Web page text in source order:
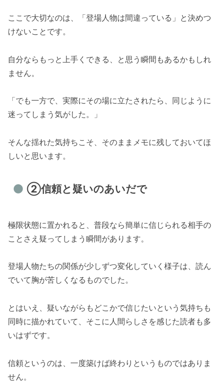
ここで大切なのは、「登場人物は間違っている」と決めつ
けないことです。
自分ならもっと上手くできる、と思う瞬間もあるかもしれ
ません。
「でも一方で、実際にその場に立たされたら、同じように
迷ってしまう気がした。」
そんな揺れた気持ちこそ、そのままメモに残しておいてほ
しいと思います。
②信頼と疑いのあいだで
極限状態に置かれると、普段なら簡単に信じられる相手の
ことさえ疑ってしまう瞬間があります。
登場人物たちの関係が少しずつ変化していく様子は、読ん
でいて胸が苦しくなるものでした。
とはいえ、疑いながらもどこかで信じたいという気持ちも
同時に描かれていて、そこに人間らしさを感じた読者も多
いはずです。
信頼というのは、一度築けば終わりというものではありま
せん。